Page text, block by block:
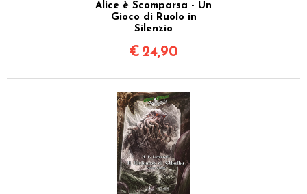
Alice è Scomparsa - Un
Gioco di Ruolo in
Silenzio
€ 24,90